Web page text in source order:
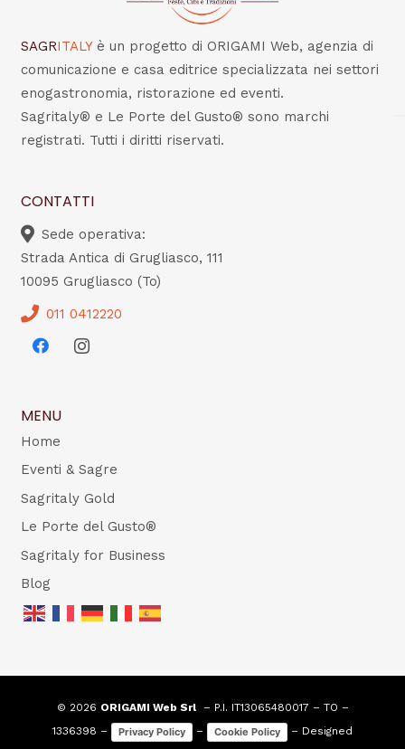
SAGRITALY è un progetto di ORIGAMI Web, agenzia di
comunicazione e casa editrice specializzata nei settori
enogastronomia, ristorazione ed eventi.
Sagritaly® e Le Porte del Gusto® sono marchi
registrati. Tutti i diritti riservati.
CONTATTI
Sede operativa:
Strada Antica di Grugliasco, 111
10095 Grugliasco (To)
011 0412220
MENU
Home
Eventi & Sagre
Sagritaly Gold
Le Porte del Gusto®
Sagritaly for Business
Blog
© 2026 ORIGAMI Web Srl– P.I. IT13065480017 – TO –
1336398 –
Privacy Policy – Cookie Policy
– Designed